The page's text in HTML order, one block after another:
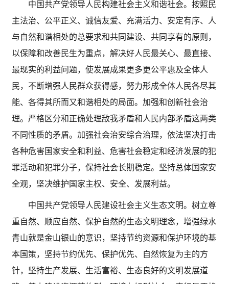
中国共产党领导人民构建社会主义和谐社会。按照民
主法治、公平正义、诚信友爱、充满活力、安定有序、人
与自然和谐相处的总要求和共同建设、共同享有的原则，
以保障和改善民生为重点，解决好人民最关心、最直接、
最现实的利益问题，使发展成果更多更公平惠及全体人
民，不断增强人民群众获得感，努力形成全体人民各尽其
能、各得其所而又和谐相处的局面。加强和创新社会治
理。严格区分和正确处理敌我矛盾和人民内部矛盾这两类
不同性质的矛盾。加强社会治安综合治理，依法坚决打击
各种危害国家安全和利益、危害社会稳定和经济发展的犯
罪活动和犯罪分子，保持社会长期稳定。坚持总体国家安
全观，坚决维护国家主权、安全、发展利益。
中国共产党领导人民建设社会主义生态文明。树立尊
重自然、顺应自然、保护自然的生态文明理念，增强绿水
青山就是金山银山的意识，坚持节约资源和保护环境的基
本国策，坚持节约优先、保护优先、自然恢复为主的方
针，坚持生产发展、生活富裕、生态良好的文明发展道